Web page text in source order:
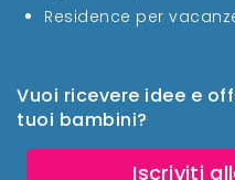
Vuoi ricevere idee e
tuoi bambini?
Iscriviti
Residence per